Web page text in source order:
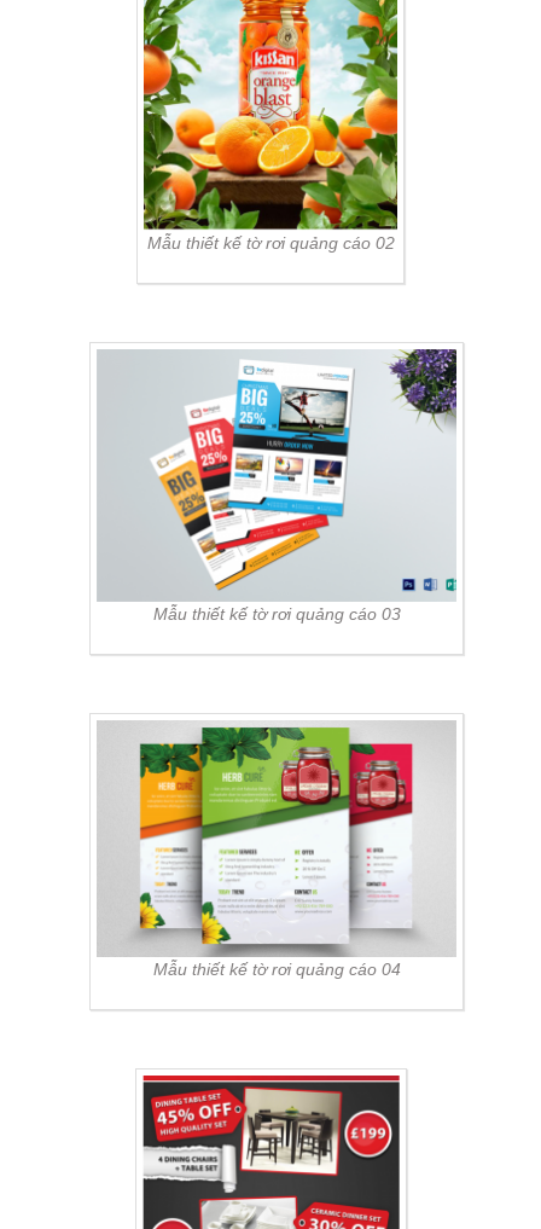
Mẫu thiết kế tờ rơi quảng cáo 02
Mẫu thiết kế tờ rơi quảng cáo 03
Mẫu thiết kế tờ rơi quảng cáo 04